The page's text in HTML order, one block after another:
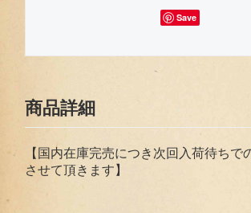
Save
商品詳細
【国内在庫完売につき次回入荷待ちで
させて頂きます】